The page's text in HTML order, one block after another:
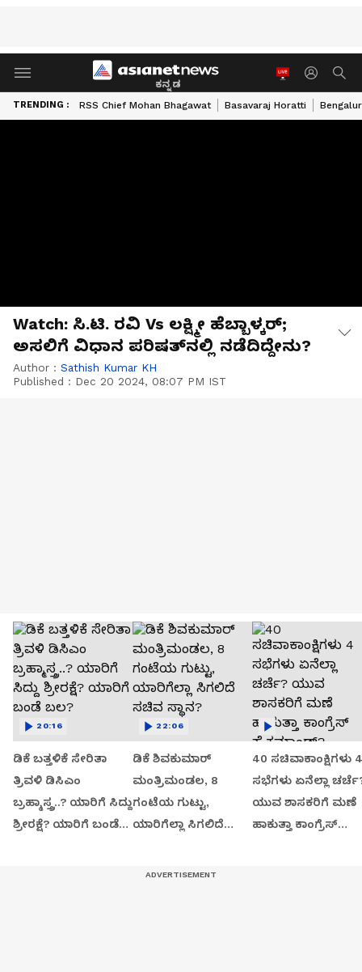
ಕನ್ನಡ
TRENDING : RSS Chief Mohan Bhagawat Basavaraj Horatti
Watch: ಸಿ.ಟಿ. ರವಿ Vs ಲಕ್ಷ್ಮೀ ಹೆಬ್ಬಾಳ್ಕರ್;
ಅಸಲಿಗೆ ವಿಧಾನ ಪರಿಷತ್‌ನಲ್ಲಿ ನಡೆದಿದ್ದೇನು?
Author : Sathish Kumar KH
Published : Dec 20 2024, 08:07 PM IST
ಡಿಕೆ ಬತ್ತಳಿಕೆ ಸೇರಿತಾ
ತ್ರಿವಳಿ ಡಿಸಿಎಂ
ಬ್ರಹ್ಮಾಸ್ತ್ರ..? ಯಾರಿಗೆ ಸಿದ್ದು
ಶ್ರೀರಕ್ಷೆ? ಯಾರಿಗೆ ಬಂಡೆ
20:16
ಡಿಕೆ ಶಿವಕುಮಾರ್
ಮಂತ್ರಿಮಂಡಲ, 8
ಗಂಟೆಯ ಗುಟ್ಟು,
ಯಾರಿಗೆಲ್ಲಾ ಸಿಗಲಿದೆ
22:06
40 ಸಚಿವಾಕಾಂಕ್ಷಿಗಳು 4
ಸಭೆಗಳು ಏನೆಲ್ಲಾ
ಯುವ ಶಾಸಕರಿಗೆ ಮಣೆ
ಹಾಕುತ್ತಾ ಕಾಂಗ್ರೆಸ್